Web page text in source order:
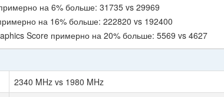
на 6% больше: 31735 vs 29969
на 16% больше: 222820 vs 192400
Score примерно на 20% больше: 5569 vs 4627
2340 MHz vs 1980 MHz